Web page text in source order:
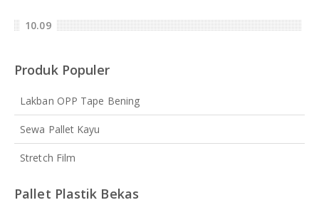
10.09
Produk Populer
Lakban OPP Tape Bening
Sewa Pallet Kayu
Stretch Film
Pallet Plastik Bekas